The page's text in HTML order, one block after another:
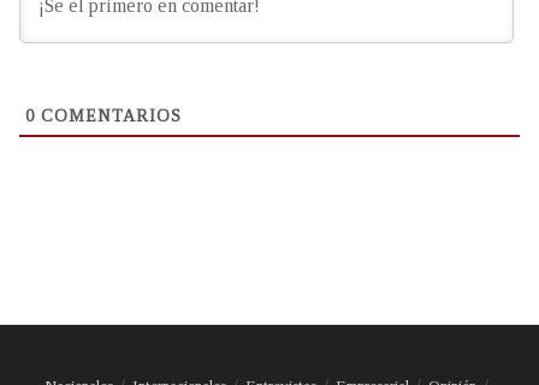
0 COMENTARIOS